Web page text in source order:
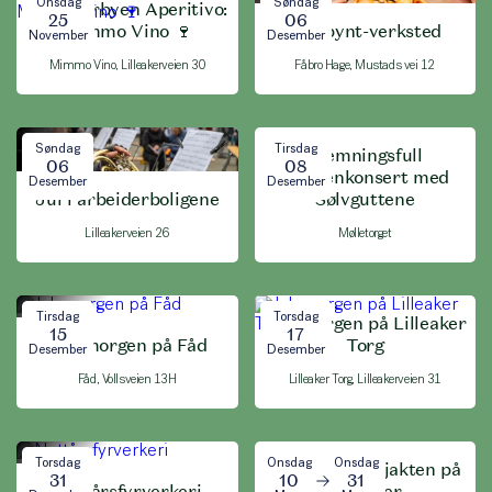
Onsdag
25
November
Lilleakerbyen Aperitivo:
Mimmo Vino 🍷
Mimmo Vino, Lilleakerveien 30
Søndag
06
Desember
Julepynt-verksted
Fåbro Hage, Mustads vei 12
Søndag
06
Desember
Jul i arbeiderboligene
Lilleakerveien 26
Tirsdag
08
Desember
Stemningsfull
morgenkonsert med
Sølvguttene
Mølletorget
Tirsdag
15
Desember
Julemorgen på Fåd
Fåd, Vollsveien 13H
Torsdag
17
Desember
Julemorgen på Lilleaker
Torg
Lilleaker Torg, Lilleakerveien 31
Torsdag
31
Onsdag
10
Onsdag
31
Den store eggjakten på